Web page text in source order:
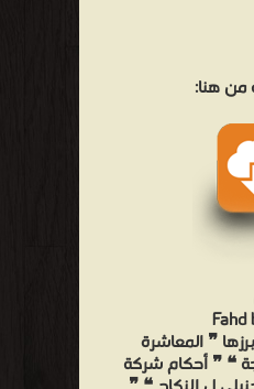
من هنا:
❞ المعاشرة
❝ ❞ أحكام شركة